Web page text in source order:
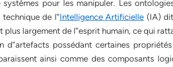
pour les manipuler. Les
de l‟Intelligence Artificielle (IA)
plus largement de l‟esprit humain, ce qui
d‟artefacts possédant certaines
ainsi comme des composants